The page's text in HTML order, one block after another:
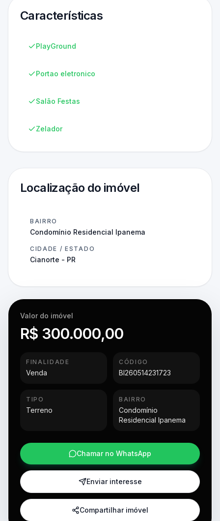
Características
PlayGround
Portao eletronico
Salão Festas
Zelador
Localização do imóvel
BAIRRO
Condomínio Residencial Ipanema
CIDADE / ESTADO
Cianorte - PR
Valor do imóvel
R$ 300.000,00
FINALIDADE
Venda
CÓDIGO
BI260514231723
TIPO
Terreno
BAIRRO
Condomínio
Residencial Ipanema
Chamar no WhatsApp
Enviar interesse
Compartilhar imóvel